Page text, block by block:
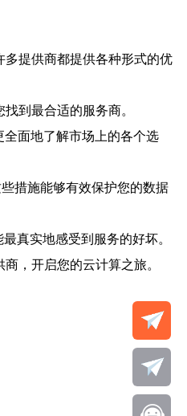
提供商都提供各种形式的优
到最合适的服务商。
面地了解市场上的各个选
措施能够有效保护您的数据
真实地感受到服务的好坏。
商，开启您的云计算之旅。